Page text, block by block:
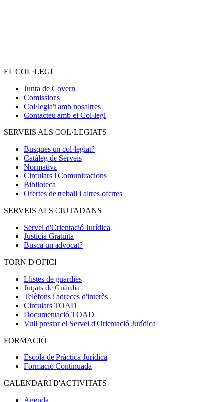
EL COL·LEGI
Junta de Govern
Comissions
Col·legia't amb nosaltres
Contacteu amb el Col·legi
SERVEIS ALS COL·LEGIATS
Busques un col·legiat?
Catàleg de Serveis
Normativa
Circulars i Comunicacions
Biblioteca
Ofertes de treball i altres ofertes
SERVEIS ALS CIUTADANS
Servei d'Orientació Jurídica
Justícia Gratuïta
Busca un advocat?
TORN D'OFICI
Llistes de guàrdies
Jutjats de Guàrdia
Telèfons i adreces d'interès
Circulars TOAD
Documentació TOAD
Vull prestar el Servei d'Orientació Jurídica
FORMACIÓ
Escola de Pràctica Jurídica
Formació Continuada
CALENDARI D'ACTIVITATS
Agenda